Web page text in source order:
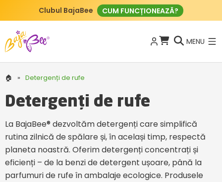
Clubul BajaBee CUM FUNCȚIONEAZĂ?
MENU
🏠 » Detergenți de rufe
Detergenți de rufe
La BajaBee® dezvoltăm detergenți care simplifică
rutina zilnică de spălare și, în același timp, respectă
planeta noastră. Oferim detergenți concentrați și
eficienți – de la benzi de detergent ușoare, până la
parfumuri de rufe în ambalaje ecologice. Produsele